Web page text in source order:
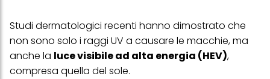
Studi dermatologici recenti hanno dimostrato che
non sono solo i raggi UV a causare le macchie, ma
anche la luce visibile ad alta energia (HEV),
compresa quella del sole.